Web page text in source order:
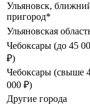
Ульяновск,
пригород*
Ульяновская
Чебоксары (до 45
₽)
Чебоксары (свыше
000 ₽)
Другие города